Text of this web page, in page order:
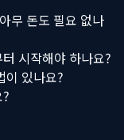
무 돈도 필요 없나
시작해야 하나요?
이 있나요?